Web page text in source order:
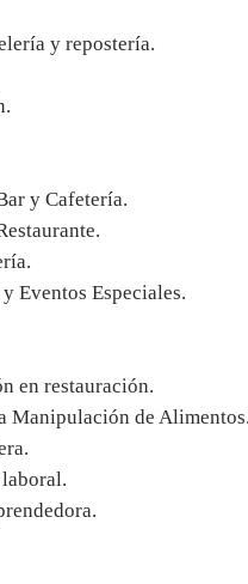
y repostería.
y Cafetería.
Eventos Especiales.
en restauración.
Manipulación de Alimentos.